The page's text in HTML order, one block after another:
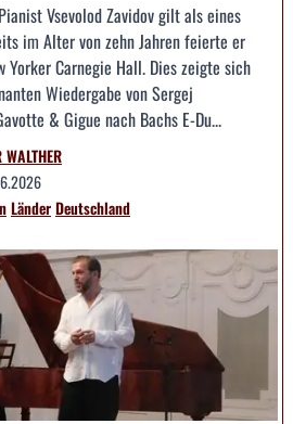
Vsevolod Zavidov gilt als eines
im Alter von zehn Jahren feierte er
Yorker Carnegie Hall. Dies zeigte sich
Wiedergabe von Sergej
& Gigue nach Bachs E-Du...
WALTHER
LänderDeutschland